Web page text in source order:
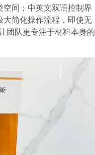
间；中英文双语控制界
大简化操作流程，即使无
团队更专注于材料本身的